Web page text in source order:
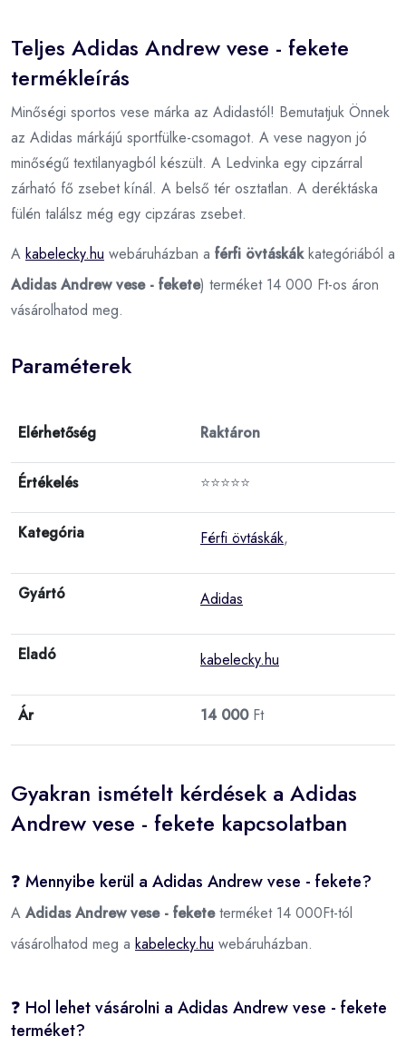
Teljes Adidas Andrew vese - fekete
termékleírás
Minőségi sportos vese márka az Adidastól! Bemutatjuk Önnek
az Adidas márkájú sportfülke-csomagot. A vese nagyon jó
minőségű textilanyagból készült. A Ledvinka egy cipzárral
zárható fő zsebet kínál. A belső tér osztatlan. A deréktáska
fülén találsz még egy cipzáras zsebet.
A kabelecky.hu webáruházban a férfi övtáskákkategóriából a
Adidas Andrew vese - fekete) terméket 14 000 Ft-os áron
vásárolhatod meg.
Paraméterek
Elérhetőség Raktáron
Értékelés ⭐⭐⭐⭐⭐
Kategória Férfi övtáskák,
Gyártó Adidas
Eladó kabelecky.hu
Ár 14 000Ft
Gyakran ismételt kérdések a Adidas
Andrew vese - fekete kapcsolatban
❓ Mennyibe kerül a Adidas Andrew vese - fekete?
A Adidas Andrew vese - feketeterméket 14 000Ft-tól
vásárolhatod meg a kabelecky.hu webáruházban.
❓ Hol lehet vásárolni a Adidas Andrew vese - fekete
terméket?